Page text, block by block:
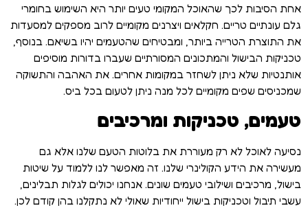
אחת הסיבות לכך שהאוכל המקומי טעים יותר היא השימוש בחומרי
גלם עונתיים טריים. חקלאים ויצרנים מקומיים לרוב מספקים למסעדות
את התוצרת הטרייה ביותר, ומבטיחים שהטעמים יהיו בשיאם. בנוסף,
טכניקות הבישול והמתכונים המסורתיים שעברו בדורות מוסיפים
אותנטיות שלא ניתן לשחזר במקומות אחרים. את האהבה והתשוקה
שמכניסים שפים מקומיים לכל מנה ניתן לטעום בכל ביס.
טעמים, טכניקות ומרכיבים
נסיעה לאוכל לא רק מעוררת את בלוטות הטעם שלנו אלא גם
מעשירה את הידע הקולינרי שלנו. זה מאפשר לנו ללמוד על שיטות
בישול, מרכיבים ושילובי טעמים שונים. אנחנו יכולים לגלות תבלינים,
עשבי תיבול וטכניקות בישול ייחודיות שאולי לא נתקלנו בהן קודם לכן.